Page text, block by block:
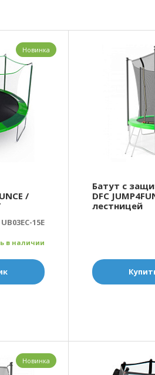
/
UB03EC-15E
в наличии
Новинка
Батут с
DFC
лестницей
Новинка